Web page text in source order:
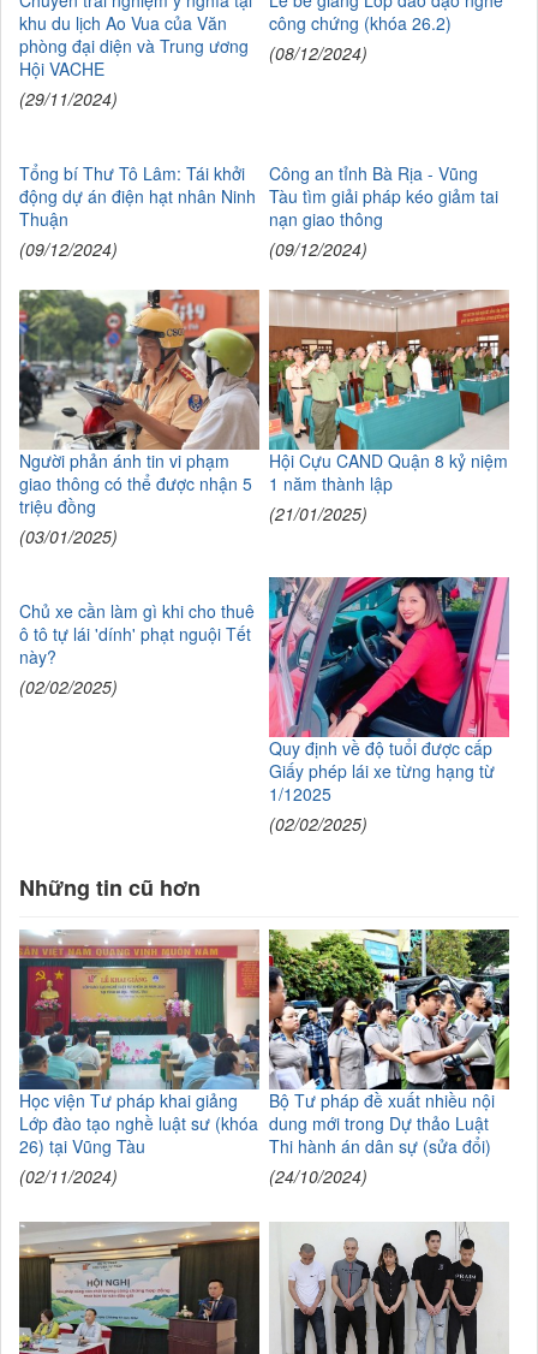
khu du lịch Ao Vua của Văn
phòng đại diện và Trung ương
Hội VACHE
(29/11/2024)
công chứng (khóa 26.2)
(08/12/2024)
Tổng bí Thư Tô Lâm: Tái khởi
động dự án điện hạt nhân Ninh
Thuận
(09/12/2024)
Công an tỉnh Bà Rịa - Vũng
Tàu tìm giải pháp kéo giảm tai
nạn giao thông
(09/12/2024)
Người phản ánh tin vi phạm
giao thông có thể được nhận 5
triệu đồng
(03/01/2025)
Hội Cựu CAND Quận 8 kỷ niệm
1 năm thành lập
(21/01/2025)
Chủ xe cần làm gì khi cho thuê
ô tô tự lái 'dính' phạt nguội Tết
này?
(02/02/2025)
Quy định về độ tuổi được cấp
Giấy phép lái xe từng hạng từ
1/12025
(02/02/2025)
Những tin cũ hơn
Học viện Tư pháp khai giảng
Lớp đào tạo nghề luật sư (khóa
26) tại Vũng Tàu
(02/11/2024)
Bộ Tư pháp đề xuất nhiều nội
dung mới trong Dự thảo Luật
Thi hành án dân sự (sửa đổi)
(24/10/2024)